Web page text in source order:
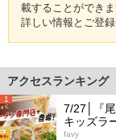
載することができま
詳しい情報とご登
アクセスランキング
1
7/27│『
キッズラ
favy